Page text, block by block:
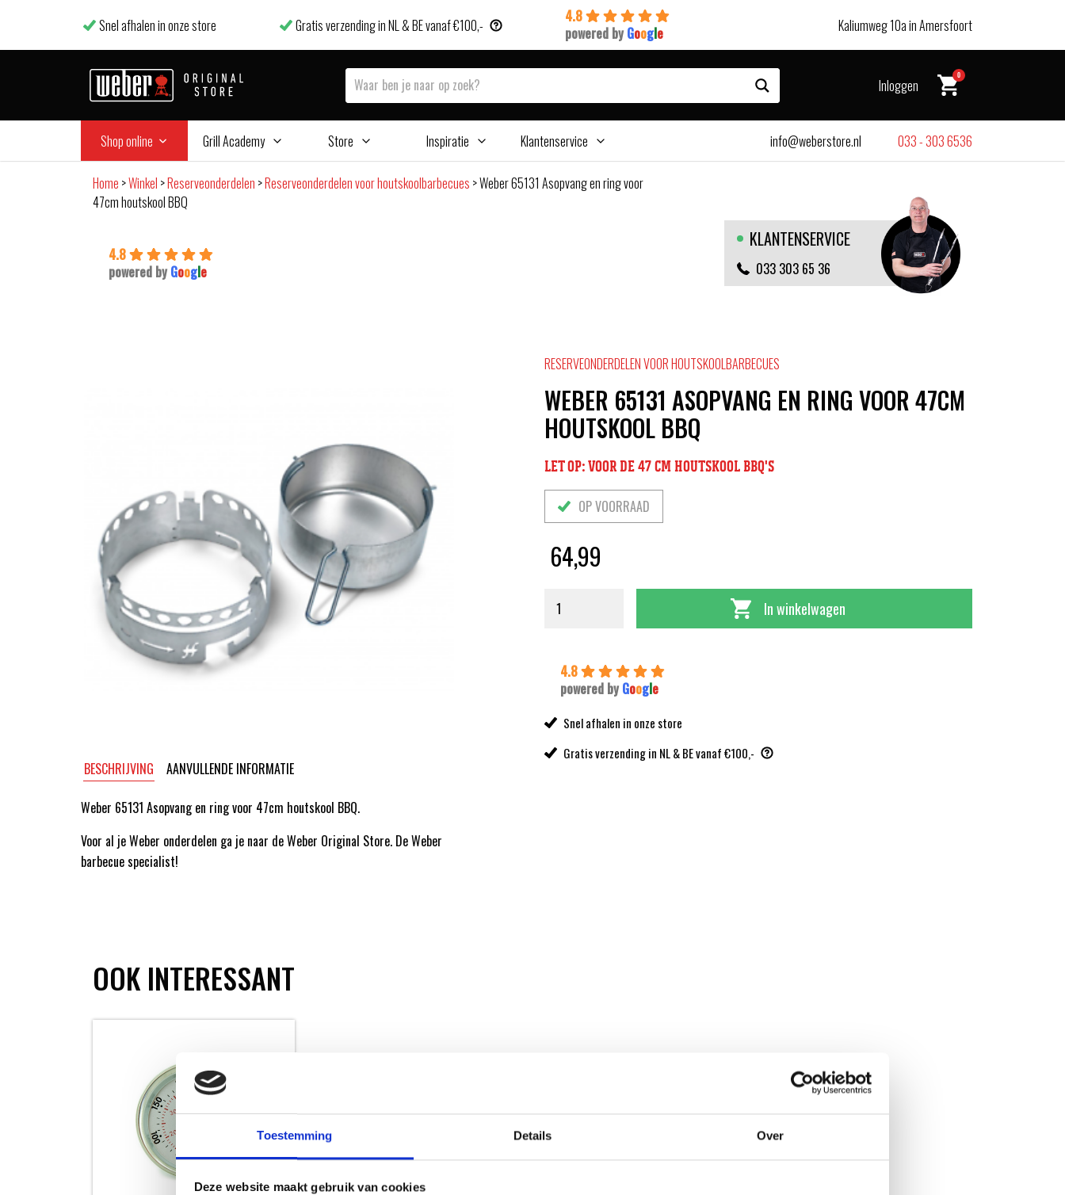
Toestemming Details Over
Deze website maakt gebruik van cookies
Snel afhalen in onze store Gratis verzending in NL & BE vanaf €100,-
4.8
powered by Google Kaliumweg 10a in Amersfoort
Inloggen
0
Shop online Grill Academy Store Inspiratie Klantenservice info@weberstore.nl 033 - 303 6536
Home >Winkel >Reserveonderdelen >Reserveonderdelen voor houtskoolbarbecues >Weber 65131 Asopvang en ring voor
47cm houtskool BBQ
4.8
powered by Google
KLANTENSERVICE
033 303 65 36
BESCHRIJVING AANVULLENDE INFORMATIE
Weber 65131 Asopvang en ring voor 47cm houtskool BBQ.
Voor al je Weber onderdelen ga je naar de Weber Original Store. De Weber
barbecue specialist!
RESERVEONDERDELEN VOOR HOUTSKOOLBARBECUES
WEBER 65131 ASOPVANG EN RING VOOR 47CM
HOUTSKOOL BBQ
LET OP: VOOR DE 47 CM HOUTSKOOL BBQ'S
OP VOORRAAD
64,99
In winkelwagen
4.8
powered by Google
Snel afhalen in onze store
Gratis verzending in NL & BE vanaf €100,-
OOK INTERESSANT